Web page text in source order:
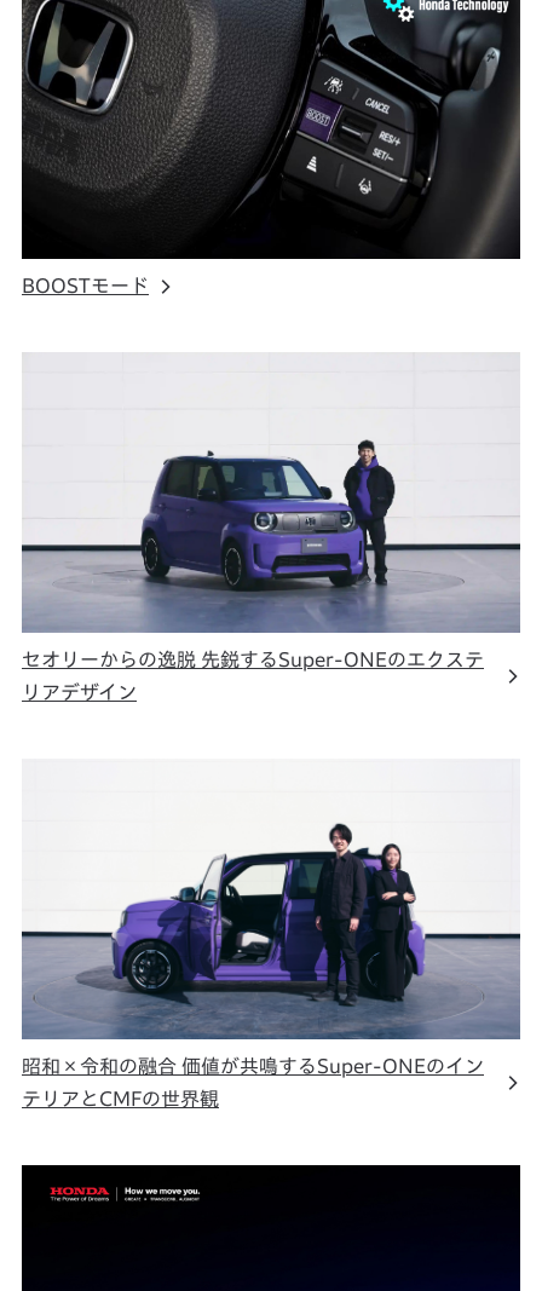
BOOSTモード
セオリーからの逸脱 先鋭するSuper-ONEのエクステ
リアデザイン
昭和×令和の融合 価値が共鳴するSuper-ONEのイン
テリアとCMFの世界観